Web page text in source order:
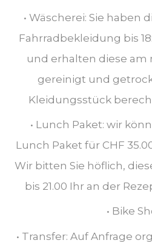
• Wäscherei: Sie haben
Fahrradbekleidung bis
und erhalten diese am
gereinigt und
Kleidungsstück
• Lunch Paket: wir
Lunch Paket für CHF
Wir bitten Sie höflich,
bis 21.00 Ihr an der
• Bike
• Transfer: Auf Anfrage